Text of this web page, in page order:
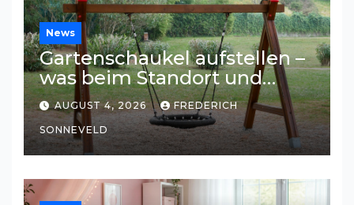
News
Gartenschaukel aufstellen –
was beim Standort und
Untergrund wichtig ist
AUGUST 4, 2026 FREDERICH
SONNEVELD